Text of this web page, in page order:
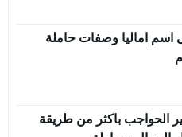
اسم اماليا وصفات حاملة
الحواجب باكثر من طريقة